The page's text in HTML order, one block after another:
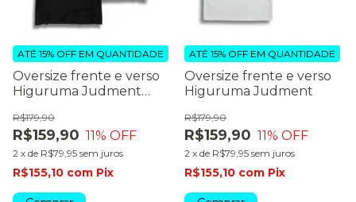
Oversize frente e verso
Higuruma Judment
R$159,90
R$179,90
11% OFF
2 x de R$79,95 sem juros
ATÉ 15% OFF EM QUANTIDADE
R$155,10 com Pix
Oversize frente e verso
Higuruma Judment
R$159,90
R$179,90
11% OFF
2 x de R$79,95 sem juros
ATÉ 15% OFF EM QUANTIDADE
R$155,10 com Pix